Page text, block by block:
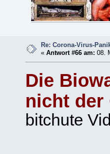
Re: Corona-Virus-
«Antwort #66 am: 08.
Die
nicht der
bitchute